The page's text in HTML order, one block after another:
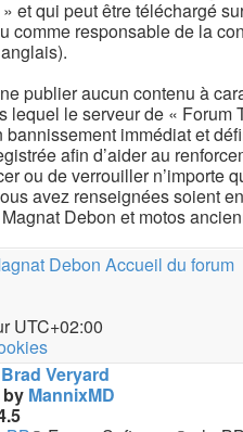
» et qui peut être téléchargé
comme responsable de la
publier aucun contenu à
lequel le serveur de «
immédiat et
afin d’aider au
ou de verrouiller n’importe
avez renseignées soient
Debon et motos
Debon Accueil du forum
UTC+02:00
Brad Veryard
by MannixMD